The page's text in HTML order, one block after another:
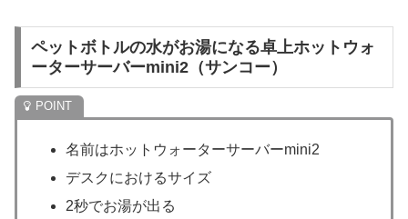
ペットボトルの水がお湯になる卓上ホットウォ
ーターサーバーmini2（サンコー）
名前はホットウォーターサーバーmini2
デスクにおけるサイズ
2秒でお湯が出る